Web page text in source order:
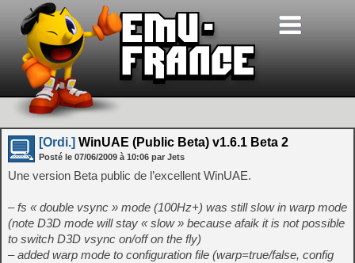
[Ordi.] WinUAE (Public Beta) v1.6.1 Beta 2
Posté le 07/06/2009 à 10:06 par Jets
Une version Beta public de l’excellent WinUAE.
– fs « double vsync » mode (100Hz+) was still slow in warp mode
(note D3D mode will stay « slow » because afaik it is not possible
to switch D3D vsync on/off on the fly)
– added warp mode to configuration file (warp=true/false, config